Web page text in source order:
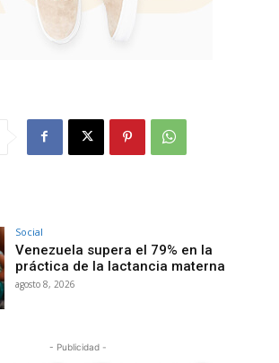
Social
Venezuela supera el 79% en la
práctica de la lactancia materna
agosto 8, 2026
- Publicidad -